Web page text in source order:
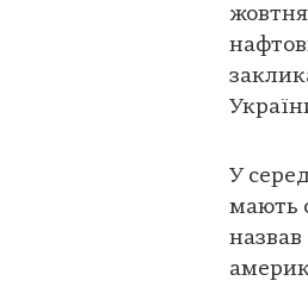
жовтня
У
мають